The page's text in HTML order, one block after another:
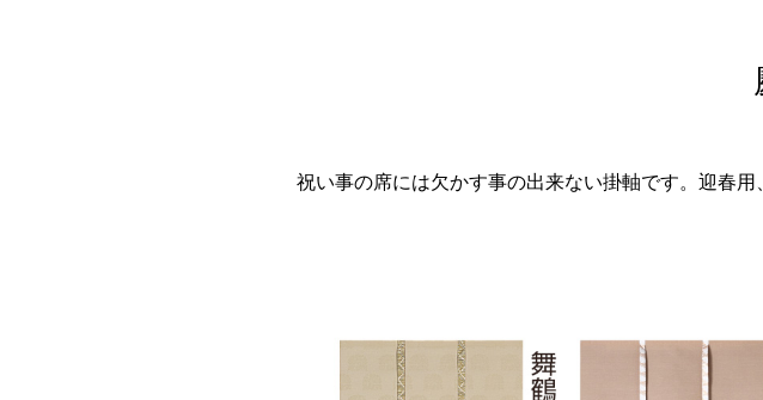
祝い事の席には欠かす事の出来ない掛軸です。迎春